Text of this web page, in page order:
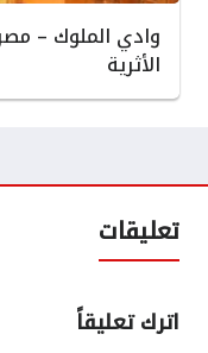
وادي الملوك –
الأثرية
تعليقات
اترك تعليقاً